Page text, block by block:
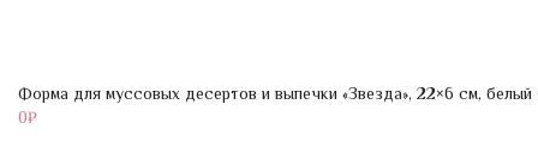
Форма для муссовых десертов и выпечки «Звезда», 22×6 см, белый
0₽